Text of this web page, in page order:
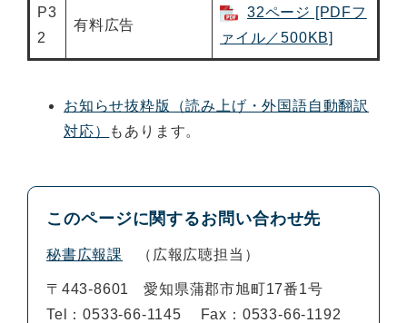
P3
2
有料広告
32ページ [PDFフ
ァイル／500KB]
お知らせ抜粋版（読み上げ・外国語自動翻訳
対応）
もあります。
このページに関するお問い合わせ先
秘書広報課 広報広聴担当
〒443-8601
愛知県蒲郡市旭町17番1号
Tel：0533-66-1145
Fax：0533-66-1192